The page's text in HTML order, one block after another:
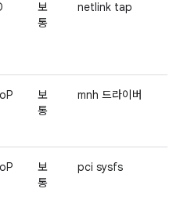
보
통
netlink tap
보
통
mnh 드라이버
보
통
pci sysfs